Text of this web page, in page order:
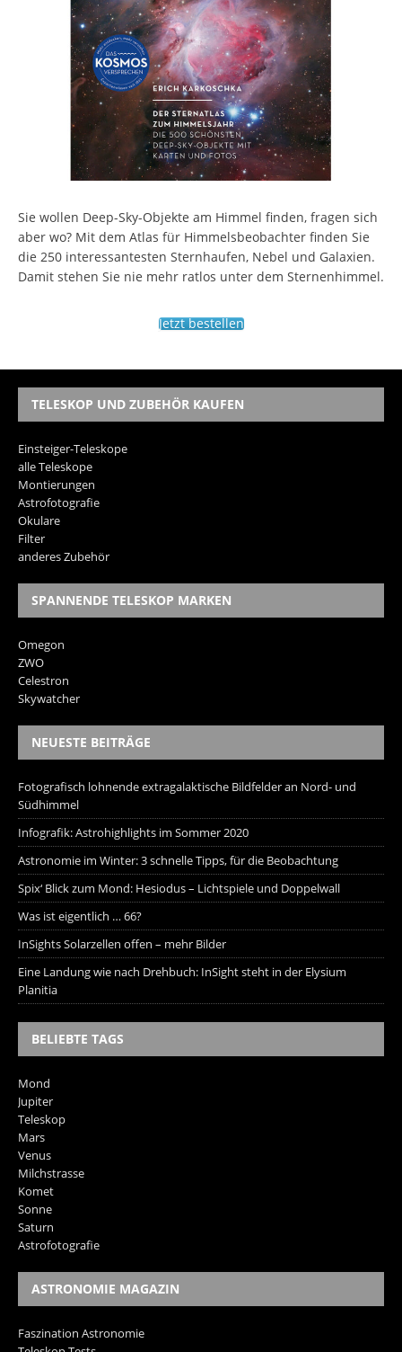
Sie wollen Deep-Sky-Objekte am Himmel finden, fragen sich
aber wo? Mit dem Atlas für Himmelsbeobachter finden Sie
die 250 interessantesten Sternhaufen, Nebel und Galaxien.
Damit stehen Sie nie mehr ratlos unter dem Sternenhimmel.
Jetzt bestellen
TELESKOP UND ZUBEHÖR KAUFEN
Einsteiger-Teleskope
alle Teleskope
Montierungen
Astrofotografie
Okulare
Filter
anderes Zubehör
SPANNENDE TELESKOP MARKEN
Omegon
ZWO
Celestron
Skywatcher
NEUESTE BEITRÄGE
Fotografisch lohnende extragalaktische Bildfelder an Nord- und
Südhimmel
Infografik: Astrohighlights im Sommer 2020
Astronomie im Winter: 3 schnelle Tipps, für die Beobachtung
Spix‘ Blick zum Mond: Hesiodus – Lichtspiele und Doppelwall
Was ist eigentlich … 66?
InSights Solarzellen offen – mehr Bilder
Eine Landung wie nach Drehbuch: InSight steht in der Elysium
Planitia
BELIEBTE TAGS
Mond
Jupiter
Teleskop
Mars
Venus
Milchstrasse
Komet
Sonne
Saturn
Astrofotografie
ASTRONOMIE MAGAZIN
Faszination Astronomie